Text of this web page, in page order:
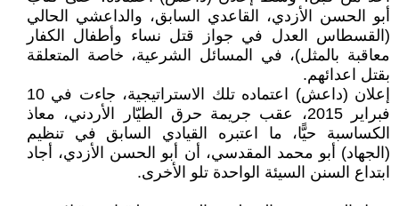
أبو الحسن الأزدي، القاعدي السابق، والداعشي الحالي
(القسطاس العدل في جواز قتل نساء وأطفال الكفار
معاقبة بالمثل)، في المسائل الشرعية، خاصة المتعلقة
بقتل اعدائهم.
إعلان (داعش) اعتماده تلك الاستراتيجية، جاءت في 10
فبراير 2015، عقب جريمة حرق الطيّار الأردني، معاذ
الكساسبة حيًّا، ما اعتبره القيادي السابق في تنظيم
(الجهاد) أبو محمد المقدسي، أن أبو الحسن الأزدي، أجاد
ابتداع السنن السيئة الواحدة تلو الأخرى.